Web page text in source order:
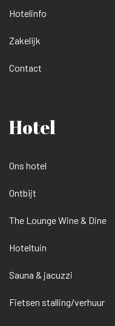
Hotelinfo
Zakelijk
Contact
Hotel
Ons hotel
Ontbijt
The Lounge Wine & Dine
Hoteltuin
Sauna & jacuzzi
Fietsen stalling/verhuur